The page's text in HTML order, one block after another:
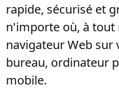
rapide, sécurisé et
n'importe où, à tout
navigateur Web
bureau, ordinateur
mobile.